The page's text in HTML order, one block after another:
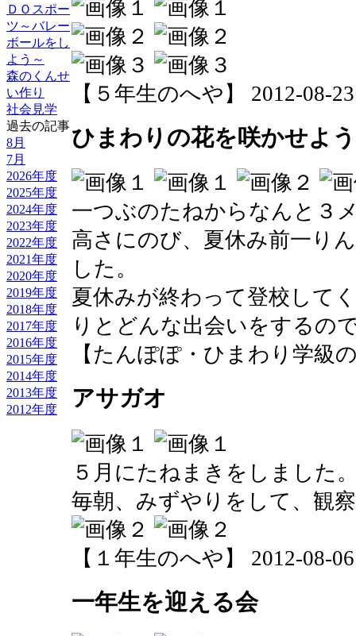
ＤＯスポー
ツ～バレー
ボールをし
よう～
森のくんせ
い作り
社会見学
過去の記事
8月
7月
2026年度
2025年度
2024年度
2023年度
2022年度
2021年度
2020年度
2019年度
2018年度
2017年度
2016年度
2015年度
2014年度
2013年度
2012年度
【５年生のへや】 2012-08-
ひまわりの花を咲かせよう
一つぶのたねからなんと３
高さにのび、夏休み前一り
した。
夏休みが終わって登校して
りとどんな出会いをするの
【たんぽぽ・ひまわり学級
アサガオ
５月にたねまきをしました
毎朝、みずやりをして、観
【１年生のへや】 2012-08-
一年生を迎える会